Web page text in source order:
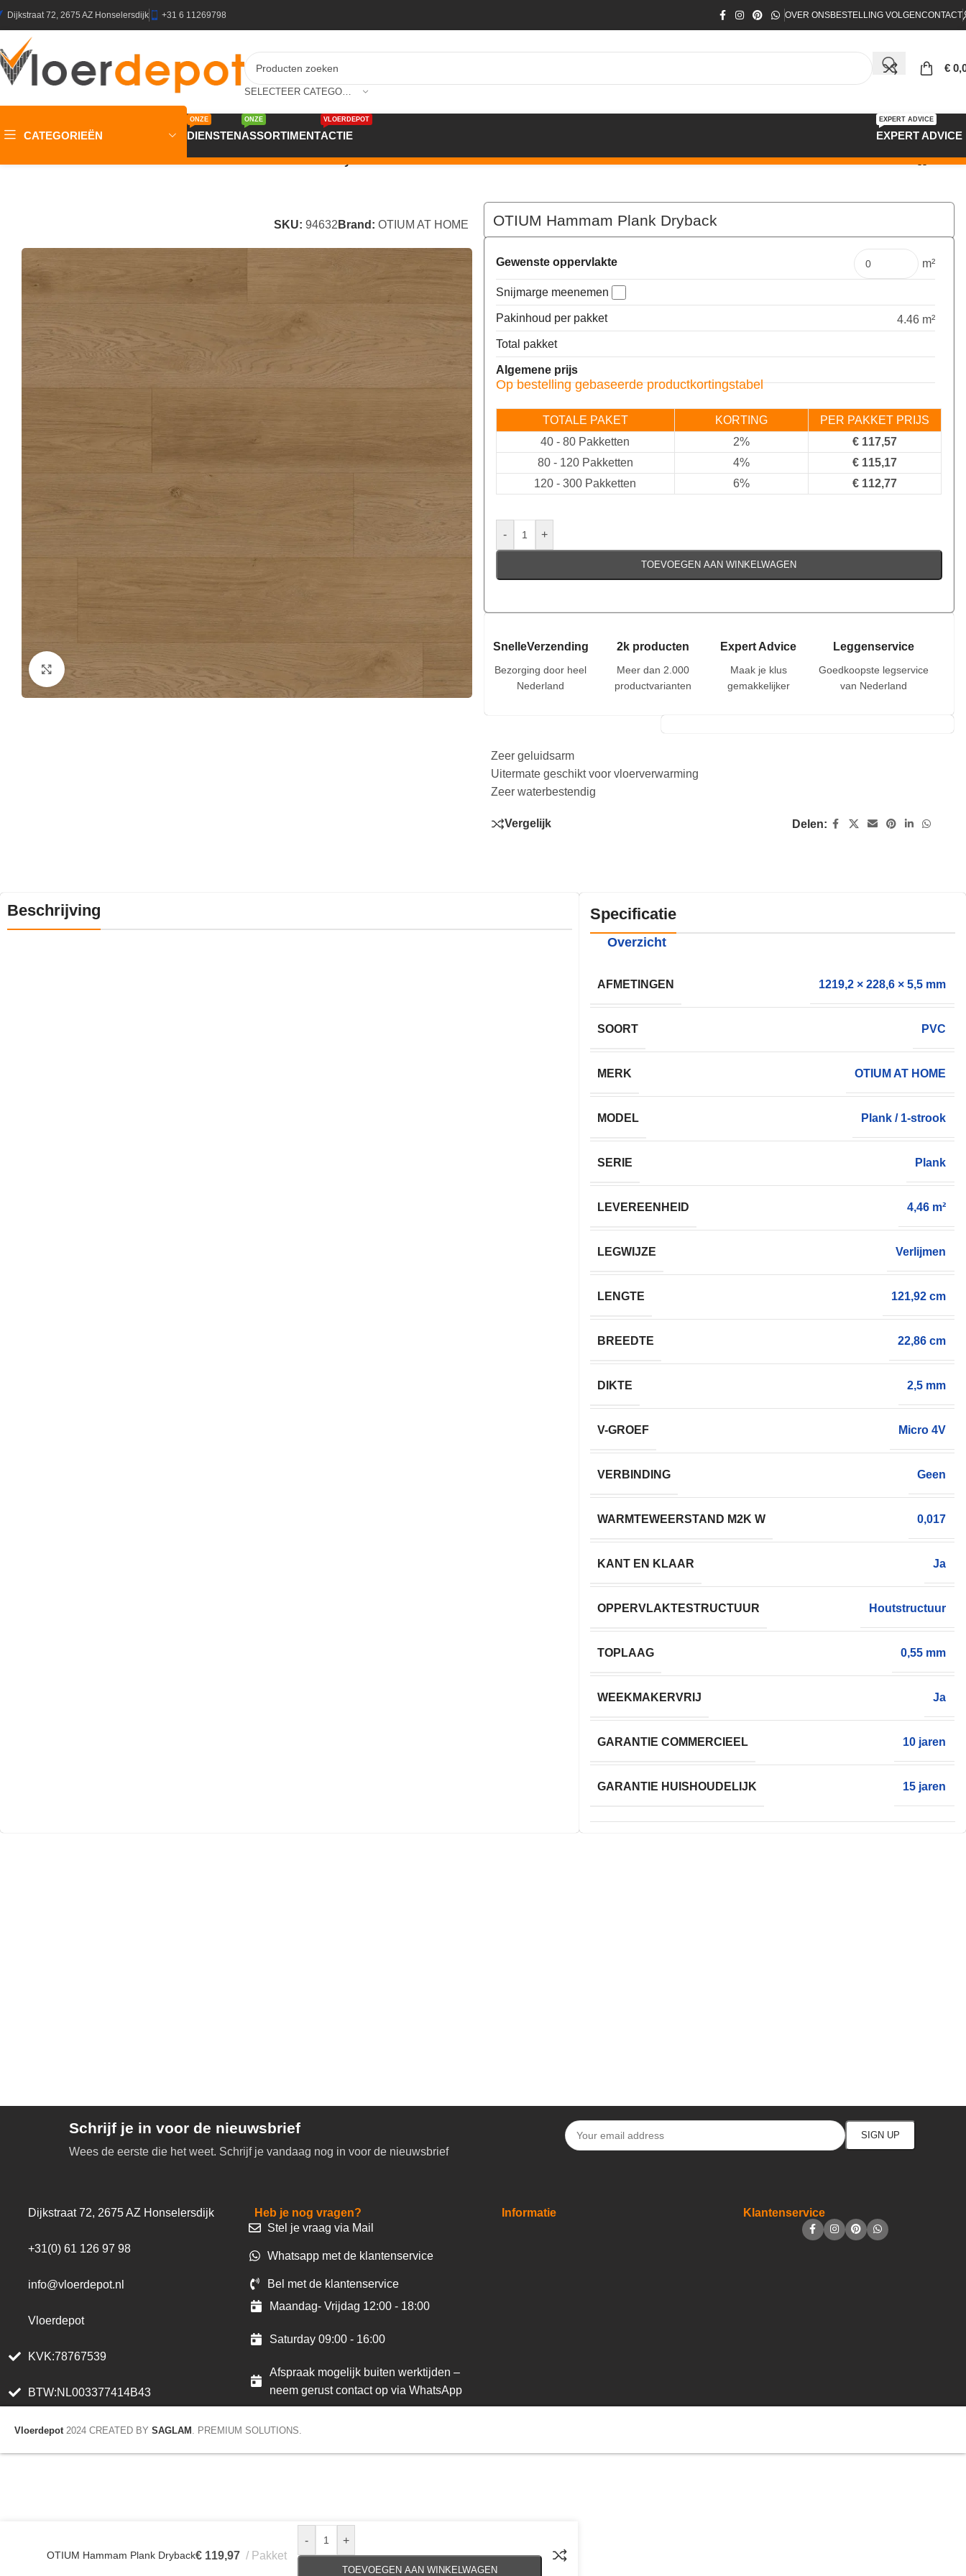
Dijkstraat 72, 2675 AZ Honselersdijk +31 6 11269798 OVER ONSBESTELLING VOLGENCONTACT
€
CATEGORIEËN DIENSTEN
ONZE
ASSORTIMENT
ONZE
ACTIE
VLOERDEPOT
EXPERT ADVICE
EXPERT ADVICE
PVC Vloeren/OTIUM Hammam Plank Dryback
SKU: 94632 Brand: OTIUM AT HOME
Klik om te vergroten
OTIUM Hammam Plank Dryback
€119,97 Pakket
Gewenste oppervlakte m²
Snijmarge meenemen
Pakinhoud per pakket
4.46 m²
Total pakket
Algemene prijs
Op bestelling gebaseerde productkortingstabel
TOTALE PAKET KORTING
PER PAKKET PRIJS
40 - 80 Pakketten 2% €117,57
80 - 120 Pakketten 4% €115,17
120 - 300 Pakketten 6% €112,77
- +
TOEVOEGEN AAN WINKELWAGEN
SnelleVerzending
Bezorging door heel
Nederland
2k producten
Meer dan 2.000
productvarianten
Expert Advice
Maak je klus
gemakkelijker
Leggenservice
Goedkoopste legservice
van Nederland
Zeer geluidsarm
Uitermate geschikt voor vloerverwarming
Zeer waterbestendig
Vergelijk Delen:
Beschrijving Specificatie
Overzicht
AFMETINGEN 1219,2 × 228,6 × 5,5 mm
SOORT PVC
MERK OTIUM AT HOME
MODEL Plank / 1-strook
SERIE Plank
LEVEREENHEID 4,46 m²
LEGWIJZE Verlijmen
LENGTE 121,92 cm
BREEDTE 22,86 cm
DIKTE 2,5 mm
V-GROEF Micro 4V
VERBINDING Geen
WARMTEWEERSTAND M2K W 0,017
KANT EN KLAAR Ja
OPPERVLAKTESTRUCTUUR Houtstructuur
TOPLAAG 0,55 mm
WEEKMAKERVRIJ Ja
GARANTIE COMMERCIEEL 10 jaren
GARANTIE HUISHOUDELIJK 15 jaren
Schrijf je in voor de nieuwsbrief
Wees de eerste die het weet. Schrijf je vandaag nog in voor de nieuwsbrief
Dijkstraat 72, 2675 AZ Honselersdijk
+31(0) 61 126 97 98
info@vloerdepot.nl
Vloerdepot
KVK:78767539
BTW:NL003377414B43
Heb je nog vragen?
Stel je vraag via Mail
Whatsapp met de klantenservice
Bel met de klantenservice
Maandag- Vrijdag 12:00 - 18:00
Saturday 09:00 - 16:00
Afspraak mogelijk buiten werktijden –
neem gerust contact op via WhatsApp
Informatie Klantenservice
Vloerdepot 2024 CREATED BY SAGLAM . PREMIUM SOLUTIONS.
OTIUM Hammam Plank Dryback€ 119,97 Pakket
- +
TOEVOEGEN AAN WINKELWAGEN